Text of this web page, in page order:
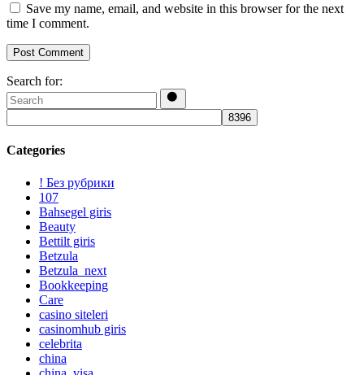
Save my name, email, and website in this browser for the next
time I comment.
Post Comment
Search for:
Categories
! Без рубрики
107
Bahsegel giris
Beauty
Bettilt giris
Betzula
Betzula_next
Bookkeeping
Care
casino siteleri
casinomhub giris
celebrita
china